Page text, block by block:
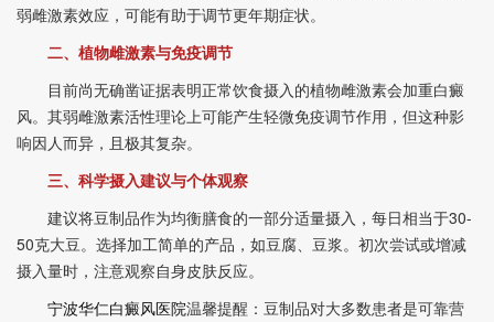
弱雌激素效应，可能有助于调节更年期症状。
二、植物雌激素与免疫调节
目前尚无确凿证据表明正常饮食摄入的植物雌激素会加重白癜
风。其弱雌激素活性理论上可能产生轻微免疫调节作用，但这种影
响因人而异，且极其复杂。
三、科学摄入建议与个体观察
建议将豆制品作为均衡膳食的一部分适量摄入，每日相当于30-
50克大豆。选择加工简单的产品，如豆腐、豆浆。初次尝试或增减
摄入量时，注意观察自身皮肤反应。
宁波华仁白癜风医院温馨提醒：豆制品对大多数患者是可靠营